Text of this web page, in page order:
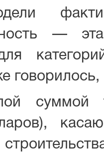
—
говорилось,
суммой